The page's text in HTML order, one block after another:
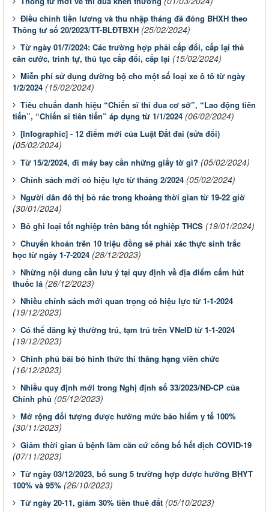
Điều chỉnh tiền lương và thu nhập tháng đã đóng BHXH theo
Thông tư số 20/2023/TT-BLĐTBXH (25/02/2024)
Từ ngày 01/7/2024: Các trường hợp phải cấp đổi, cấp lại thẻ
căn cước, trình tự, thủ tục cấp đổi, cấp lại (15/02/2024)
Miễn phí sử dụng đường bộ cho một số loại xe ô tô từ ngày
1/2/2024 (15/02/2024)
Tiêu chuẩn danh hiệu “Chiến sĩ thi đua cơ sở”, “Lao động tiên
tiến”, “Chiến sĩ tiên tiến” áp dụng từ 1/1/2024 (06/02/2024)
[Infographic] - 12 điểm mới của Luật Đất đai (sửa đổi)
(05/02/2024)
Từ 15/2/2024, đi máy bay cần những giấy tờ gì? (05/02/2024)
Chính sách mới có hiệu lực từ tháng 2/2024 (05/02/2024)
Người dân đô thị bỏ rác trong khoảng thời gian từ 19-22 giờ
(30/01/2024)
Bỏ ghi loại tốt nghiệp trên bằng tốt nghiệp THCS (19/01/2024)
Chuyển khoản trên 10 triệu đồng sẽ phải xác thực sinh trắc
học từ ngày 1-7-2024 (28/12/2023)
Những nội dung cần lưu ý tại quy định về địa điểm cấm hút
thuốc lá (26/12/2023)
Nhiều chính sách mới quan trọng có hiệu lực từ 1-1-2024
(19/12/2023)
Có thể đăng ký thường trú, tạm trú trên VNeID từ 1-1-2024
(19/12/2023)
Chính phủ bãi bỏ hình thức thi thăng hạng viên chức
(16/12/2023)
Nhiều quy định mới trong Nghị định số 33/2023/NĐ-CP của
Chính phủ (05/12/2023)
Mở rộng đối tượng được hưởng mức bảo hiểm y tế 100%
(30/11/2023)
Giảm thời gian ủ bệnh làm căn cứ công bố hết dịch COVID-19
(07/11/2023)
Từ ngày 03/12/2023, bổ sung 5 trường hợp được hưởng BHYT
100% và 95% (26/10/2023)
Từ ngày 20-11, giảm 30% tiền thuê đất (05/10/2023)